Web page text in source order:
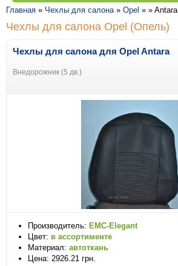
Главная » Чехлы для салона » Opel » » Antara
Чехлы для салона Opel (Опель)
Чехлы для салона для Opel Antara
Внедорожник (5 дв.)
Производитель: EMC-Elegant
Цвет: в ассортименте
Материал: автоткань
Цена: 2926.21 грн.